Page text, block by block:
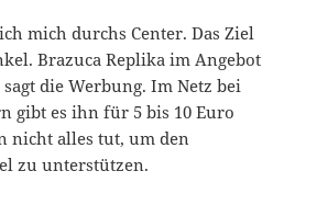
mich durchs Center. Das Ziel
Brazuca Replika im Angebot
die Werbung. Im Netz bei
gibt es ihn für 5 bis 10 Euro
nicht alles tut, um den
zu unterstützen.